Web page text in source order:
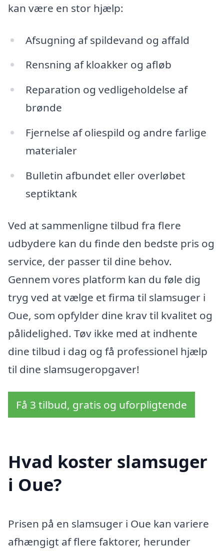
kan være en stor hjælp:
Afsugning af spildevand og affald
Rensning af kloakker og afløb
Reparation og vedligeholdelse af
brønde
Fjernelse af oliespild og andre farlige
materialer
Bulletin afbundet eller overløbet
septiktank
Ved at sammenligne tilbud fra flere
udbydere kan du finde den bedste pris og
service, der passer til dine behov.
Gennem vores platform kan du føle dig
tryg ved at vælge et firma til slamsuger i
Oue, som opfylder dine krav til kvalitet og
pålidelighed. Tøv ikke med at indhente
dine tilbud i dag og få professionel hjælp
til dine slamsugeropgaver!
Få 3 tilbud, gratis og uforpligtende
Hvad koster slamsuger
i Oue?
Prisen på en slamsuger i Oue kan variere
afhængigt af flere faktorer, herunder